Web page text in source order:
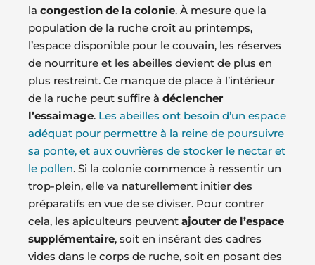
la congestion de la colonie. À mesure que la
population de la ruche croît au printemps,
l’espace disponible pour le couvain, les réserves
de nourriture et les abeilles devient de plus en
plus restreint. Ce manque de place à l’intérieur
de la ruche peut suffire à déclencher
l’essaimage. Les abeilles ont besoin d’un espace
adéquat pour permettre à la reine de poursuivre
sa ponte, et aux ouvrières de stocker le nectar et
le pollen. Si la colonie commence à ressentir un
trop-plein, elle va naturellement initier des
préparatifs en vue de se diviser. Pour contrer
cela, les apiculteurs peuvent ajouter de l’espace
supplémentaire, soit en insérant des cadres
vides dans le corps de ruche, soit en posant des